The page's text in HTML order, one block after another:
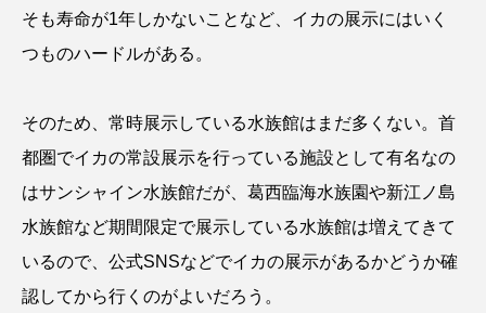
そも寿命が1年しかないことなど、イカの展示にはいく
つものハードルがある。
そのため、常時展示している水族館はまだ多くない。首
都圏でイカの常設展示を行っている施設として有名なの
はサンシャイン水族館だが、葛西臨海水族園や新江ノ島
水族館など期間限定で展示している水族館は増えてきて
いるので、公式SNSなどでイカの展示があるかどうか確
認してから行くのがよいだろう。